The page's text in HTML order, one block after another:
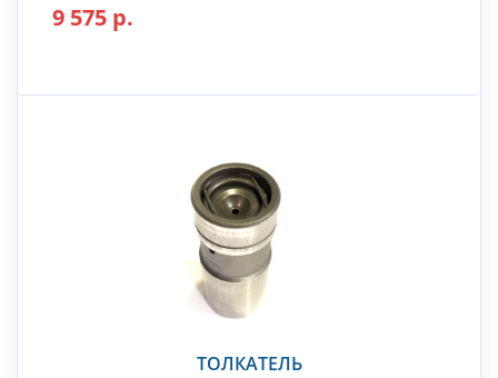
9 575 р.
ТОЛКАТЕЛЬ